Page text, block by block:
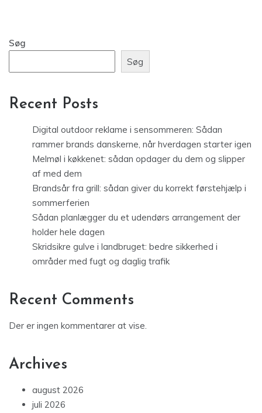
Søg
Søg
Recent Posts
Digital outdoor reklame i sensommeren: Sådan
rammer brands danskerne, når hverdagen starter igen
Melmøl i køkkenet: sådan opdager du dem og slipper
af med dem
Brandsår fra grill: sådan giver du korrekt førstehjælp i
sommerferien
Sådan planlægger du et udendørs arrangement der
holder hele dagen
Skridsikre gulve i landbruget: bedre sikkerhed i
områder med fugt og daglig trafik
Recent Comments
Der er ingen kommentarer at vise.
Archives
august 2026
juli 2026